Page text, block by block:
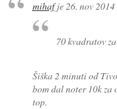
mihafje 26. nov
70 kvadratov
Šiška 2 minuti od
bom dal noter 10k za
top.